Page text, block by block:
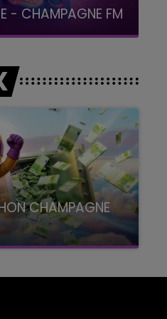
- CHAMPAGNE FM
CHAMPAGNE
FM, à 8H10